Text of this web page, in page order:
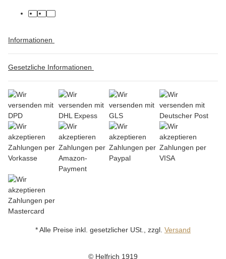
Informationen
Gesetzliche Informationen
* Alle Preise inkl. gesetzlicher USt., zzgl. Versand
© Helfrich 1919